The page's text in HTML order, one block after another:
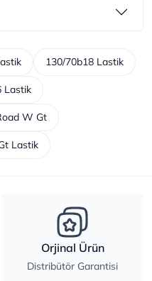
130/70b18 Lastik
Lastik
W Gt
Lastik
Orjinal Ürün
Distribütör Garantisi